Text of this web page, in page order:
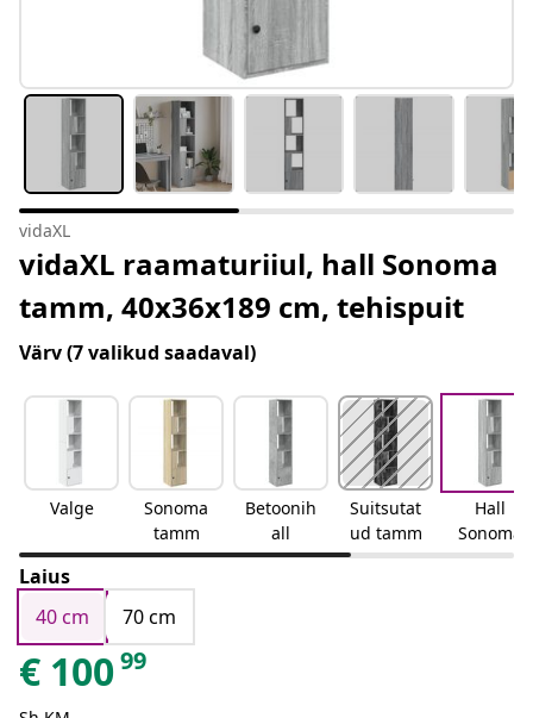
vidaXL
vidaXL raamaturiiul, hall Sonoma
tamm, 40x36x189 cm, tehispuit
Värv(7 valikud saadaval)
Valge
Sonoma
tamm
Betoonih
all
Suitsutat
ud tamm
Hall
Sonoma
Laius
40 cm
70 cm
€ 10099